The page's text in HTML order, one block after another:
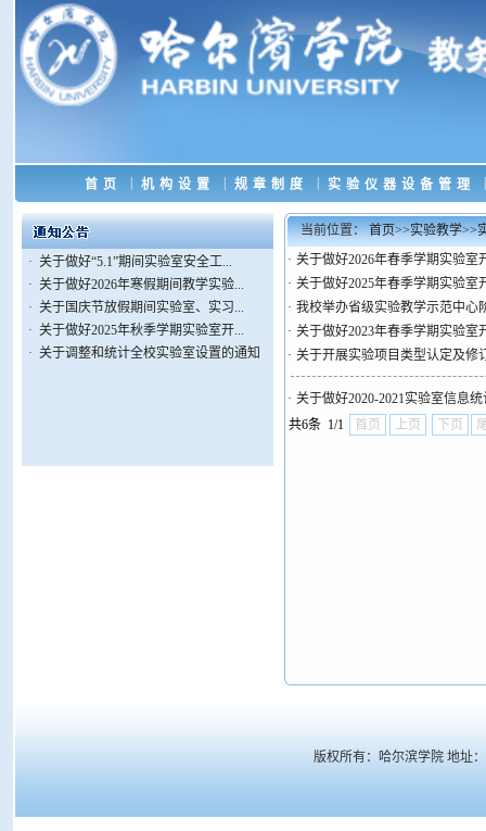
首页 机构设置 规章制度 实验仪器设备管理
· 关于做好“5.1”期间实验室安全工...
· 关于做好2026年寒假期间教学实验...
· 关于国庆节放假期间实验室、实习...
· 关于做好2025年秋季学期实验室开...
· 关于调整和统计全校实验室设置的通知
当前位置：首页>>实验教学>>
· 关于做好2026年春季学期实验室
· 关于做好2025年春季学期实验室
· 我校举办省级实验教学示范中心
· 关于做好2023年春季学期实验室
· 关于开展实验项目类型认定及修
· 关于做好2020-2021实验室信息
共6条 1/1
首页 上页 下页
版权所有：哈尔滨学院 地址